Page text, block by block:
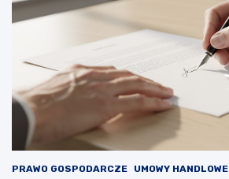
PRAWO GOSPODARCZE UMOWY HANDLOWE